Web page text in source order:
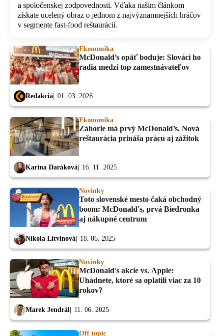
a spoločenskej zodpovednosti. Vďaka našim článkom
získate ucelený obraz o jednom z najvýznamnejších hráčov
v segmente fast-food reštaurácií.
Ekonomika
McDonald’s opäť boduje: Slováci ho
radia medzi top zamestnávateľov
Redakcia 01. 03. 2026
Ekonomika
Záhorie má prvý McDonald’s. Nová
reštaurácia prináša prácu aj zážitok
Karina Daráková 16. 11. 2025
Novinky
Toto slovenské mesto čaká obchodný
boom: McDonald's, prvá Biedronka
aj nákupné centrum
Nikola Litvinová 18. 06. 2025
Novinky
McDonald's akcie vs. Apple:
Uhádnete, ktoré sa oplatili viac za 10
rokov?
Marek Jendrál 11. 06. 2025
Off topic